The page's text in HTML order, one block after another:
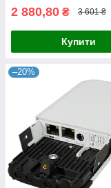
2 880,80 ₴ 3 601 ₴
Купити
–20%